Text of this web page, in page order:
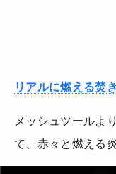
リアルに燃える焚
メッシュツールよ
て、赤々と燃える